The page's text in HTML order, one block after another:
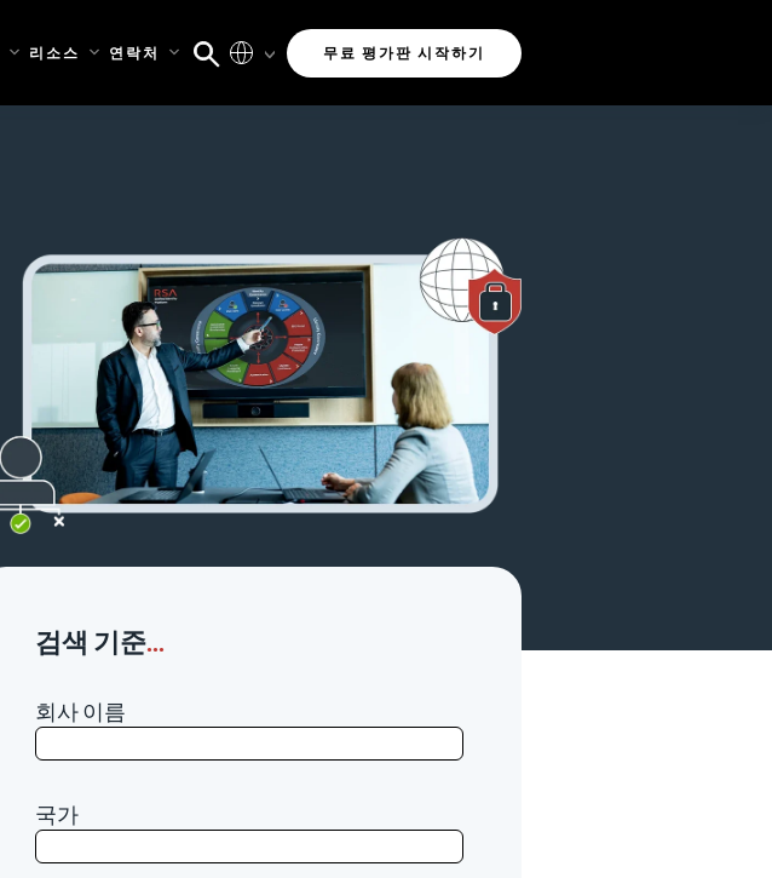
리소스 연락처 무료 평가판 시작하기
검색 기준...
회사 이름
국가